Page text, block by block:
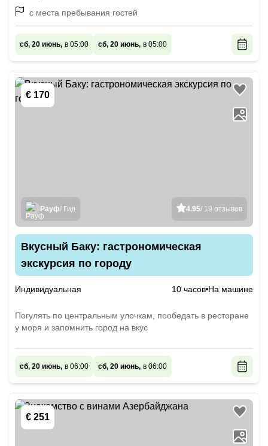
с места пребывания гостей
сб, 20 июнь, в 05:00 сб, 20 июнь, в 05:00
€ 170
4.95/ 19 отзывов
Рауф/ Гид
Вкусный Баку: гастрономическая
экскурсия по городу
Индивидуальная 10 часов На машине
Погулять по центральным улочкам, пообедать в ресторане
у моря и запомнить город на вкус
сб, 20 июнь, в 06:00 сб, 20 июнь, в 06:00
€ 251